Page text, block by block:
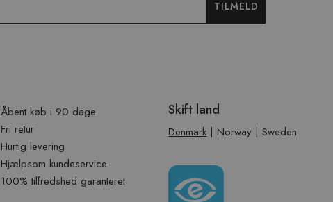
TILMELD
Åbent køb i 90 dage
Fri retur
Hurtig levering
Hjælpsom kundeservice
100% tilfredshed garanteret
Skift land
Denmark | Norway |Sweden